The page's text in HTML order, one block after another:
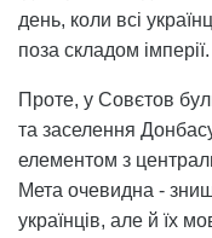
день, коли всі
поза складом імперії.
Проте, у Совєтов
та заселення
елементом з
Мета очевидна -
українців, але й їх